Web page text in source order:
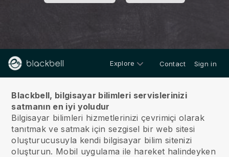
Explore Contact Sign in
Blackbell, bilgisayar bilimleri servislerinizi
satmanın en iyi yoludur
Bilgisayar bilimleri hizmetlerinizi çevrimiçi olarak
tanıtmak ve satmak için sezgisel bir web sitesi
oluşturucusuyla kendi bilgisayar bilim sitenizi
oluşturun. Mobil uygulama ile hareket halindeyken